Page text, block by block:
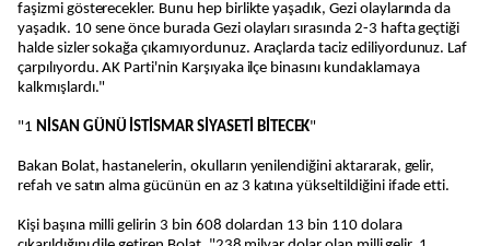
faşizmi gösterecekler. Bunu hep birlikte yaşadık, Gezi olaylarında da
yaşadık. 10 sene önce burada Gezi olayları sırasında 2-3 hafta geçtiği
halde sizler sokağa çıkamıyordunuz. Araçlarda taciz ediliyordunuz. Laf
çarpılıyordu. AK Parti'nin Karşıyaka ilçe binasını kundaklamaya
kalkmışlardı."
"1 NİSAN GÜNÜ İSTİSMAR SİYASETİ BİTECEK"
Bakan Bolat, hastanelerin, okulların yenilendiğini aktararak, gelir,
refah ve satın alma gücünün en az 3 katına yükseltildiğini ifade etti.
Kişi başına milli gelirin 3 bin 608 dolardan 13 bin 110 dolara